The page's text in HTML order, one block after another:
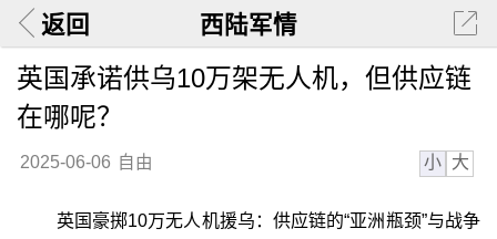
返回 西陆军情
英国承诺供乌10万架无人机，但供应链
在哪呢？
2025-06-06 自由 小 大
英国豪掷10万无人机援乌：供应链的“亚洲瓶颈”与战争